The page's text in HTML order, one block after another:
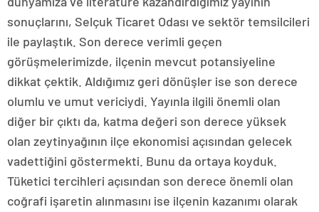
sonuçlarını, Selçuk Ticaret Odası ve sektör temsilcileri
ile paylaştık. Son derece verimli geçen
görüşmelerimizde, ilçenin mevcut potansiyeline
dikkat çektik. Aldığımız geri dönüşler ise son derece
olumlu ve umut vericiydi. Yayınla ilgili önemli olan
diğer bir çıktı da, katma değeri son derece yüksek
olan zeytinyağının ilçe ekonomisi açısından gelecek
vadettiğini göstermekti. Bunu da ortaya koyduk.
Tüketici tercihleri açısından son derece önemli olan
coğrafi işaretin alınmasını ise ilçenin kazanımı olarak